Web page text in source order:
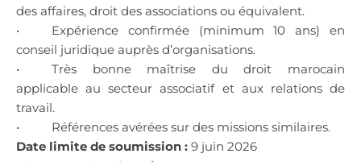
des affaires, droit des associations ou équivalent.
• Expérience confirmée (minimum 10 ans) en
conseil juridique auprès d’organisations.
• Très bonne maîtrise du droit marocain
applicable au secteur associatif et aux relations de
travail.
• Références avérées sur des missions similaires.
Date limite de soumission : 9 juin 2026